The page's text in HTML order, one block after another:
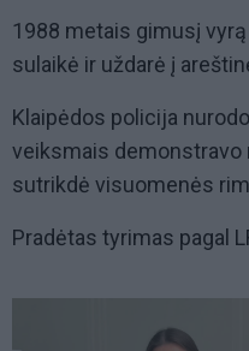
1988 metais gimusį
sulaikė ir uždarė į
Klaipėdos policija
veiksmais demonstravo
sutrikdė visuomenės
Pradėtas tyrimas pagal